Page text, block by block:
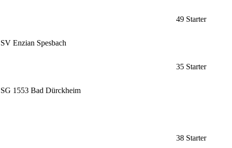
49 Starter
SV Enzian Spesbach
35 Starter
SG 1553 Bad Dürckheim
38 Starter